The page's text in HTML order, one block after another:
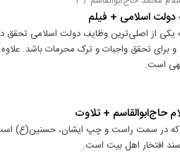
اسلامی + فیلم
یکی از اصلی‌ترین وظایف دولت اسلامی
برای تحقق واجبات و ترک محرمات باشد. علاوه
است.
حاج‌ابوالقاسم + تلاوت
که در سمت راست و چپ ایشان، حسنین(ع)
افتخار اهل بیت است.